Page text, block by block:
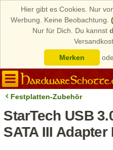
Hier gibt es Cookies. Nur
Werbung. Keine Beobachtung.
Nur für Dich. Du kannst
Merken
Festplatten-Zubehör
StarTech USB
SATA III Adapter